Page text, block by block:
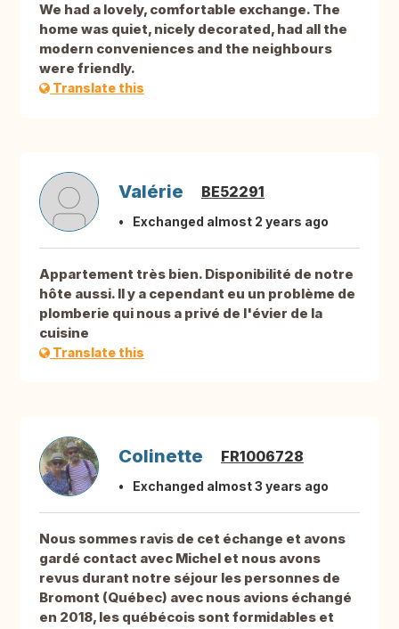
We had a lovely, comfortable exchange. The
home was quiet, nicely decorated, had all the
modern conveniences and the neighbours
were friendly.
Translate this
Valérie BE52291
Exchanged almost 2 years ago
Appartement très bien. Disponibilité de notre
hôte aussi. Il y a cependant eu un problème de
plomberie qui nous a privé de l'évier de la
cuisine
Translate this
Colinette FR1006728
Exchanged almost 3 years ago
Nous sommes ravis de cet échange et avons
gardé contact avec Michel et nous avons
revus durant notre séjour les personnes de
Bromont (Québec) avec nous avions échangé
en 2018, les québécois sont formidables et